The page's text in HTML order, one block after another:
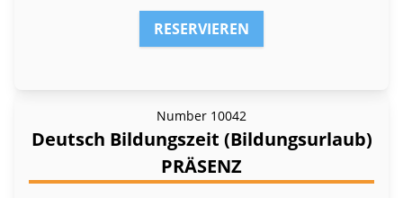
RESERVIEREN
Number 10042
Deutsch Bildungszeit (Bildungsurlaub)
PRÄSENZ